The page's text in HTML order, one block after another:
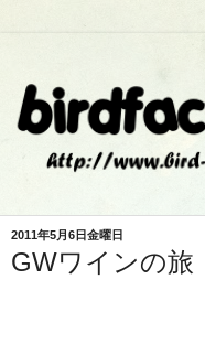
2011年5月6日金曜日
GWワインの旅